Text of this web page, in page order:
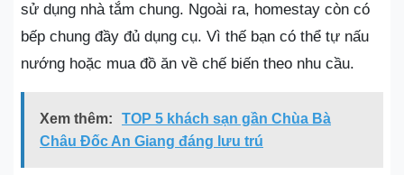
sử dụng nhà tắm chung. Ngoài ra, homestay còn có
bếp chung đầy đủ dụng cụ. Vì thế bạn có thể tự nấu
nướng hoặc mua đồ ăn về chế biến theo nhu cầu.
Xem thêm:
TOP 5 khách sạn gần Chùa Bà
Châu Đốc An Giang đáng lưu trú